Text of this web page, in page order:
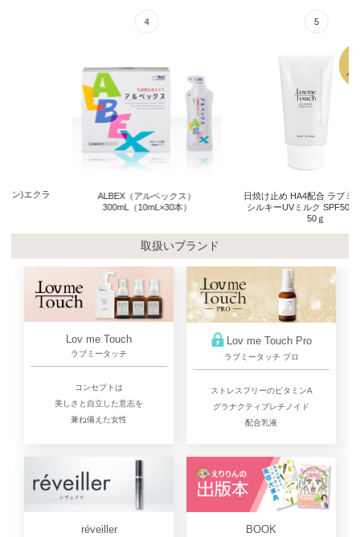
ALBEX（アルベックス）
300mL（10mL×30本）
日焼け止め HA4配合 ラブミータッチ
シルキーUVミルク SPF50+ PA++++
取扱いブランド
Lov me Touch
ラブミータッチ
コンセプトは
美しさと自立した意志を
兼ね備えた女性
Lov me Touch Pro
ラブミータッチ プロ
ストレスフリーのビタミンA
グラナクティブレチノイド
配合乳液
réveiller BOOK